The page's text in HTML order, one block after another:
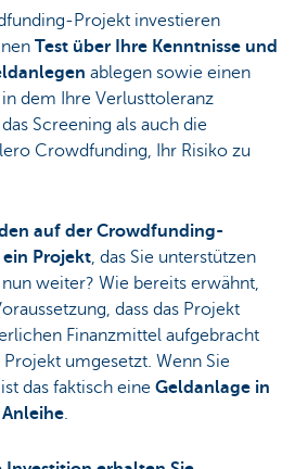
Projekt investieren
Test über Ihre Kenntnisse und
ablegen sowie einen
dem Ihre Verlusttoleranz
Screening als auch die
Crowdfunding, Ihr Risiko zu
auf der Crowdfunding-
Projekt, das Sie unterstützen
weiter? Wie bereits erwähnt,
dass das Projekt
Finanzmittel aufgebracht
Projekt umgesetzt. Wenn Sie
das faktisch eine Geldanlage in
.